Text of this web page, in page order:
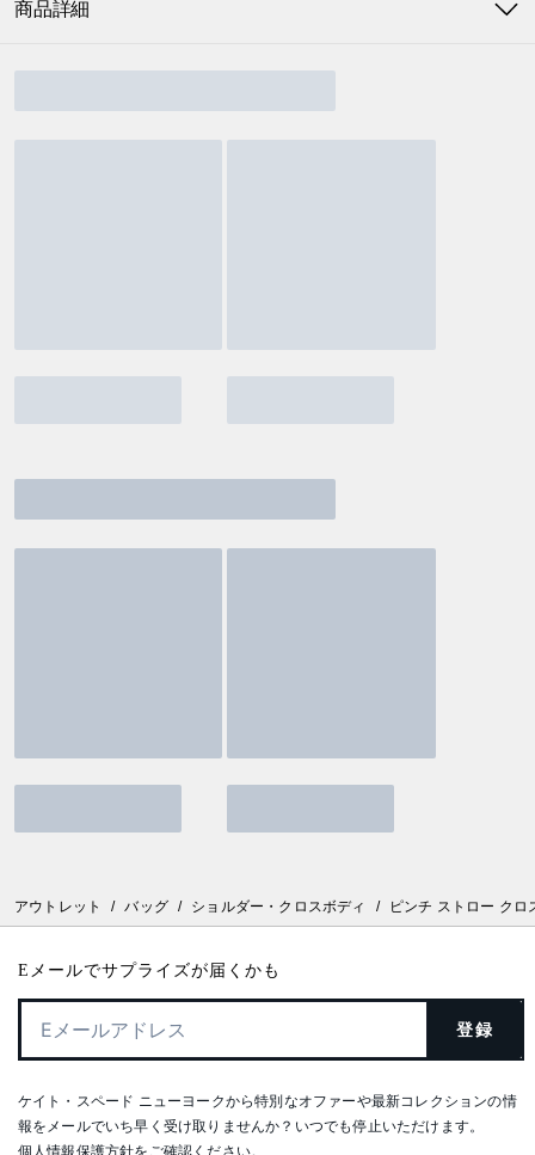
商品詳細
アウトレット / バッグ / ショルダー・クロスボディ / ピンチ ストロー クロ
Eメールでサプライズが届くかも
登録
ケイト・スペード ニューヨークから特別なオファーや最新コレクションの情
報をメールでいち早く受け取りませんか？いつでも停止いただけます。
個人情報保護方針をご確認ください。